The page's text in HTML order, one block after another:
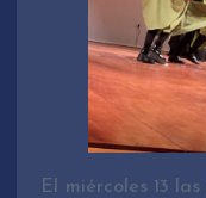
El miércoles 13